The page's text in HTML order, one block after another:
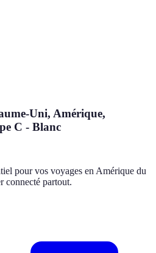
Uni, Amérique,
C - Blanc
pour vos voyages en Amérique du
connecté partout.